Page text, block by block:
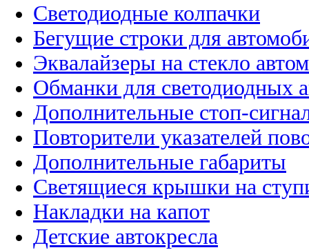
Светодиодные колпачки
Бегущие строки для
Эквалайзеры на стекло
Обманки для светодиодных
Дополнительные стоп-
Повторители указателей
Дополнительные габариты
Светящиеся крышки на
Накладки на капот
Детские автокресла